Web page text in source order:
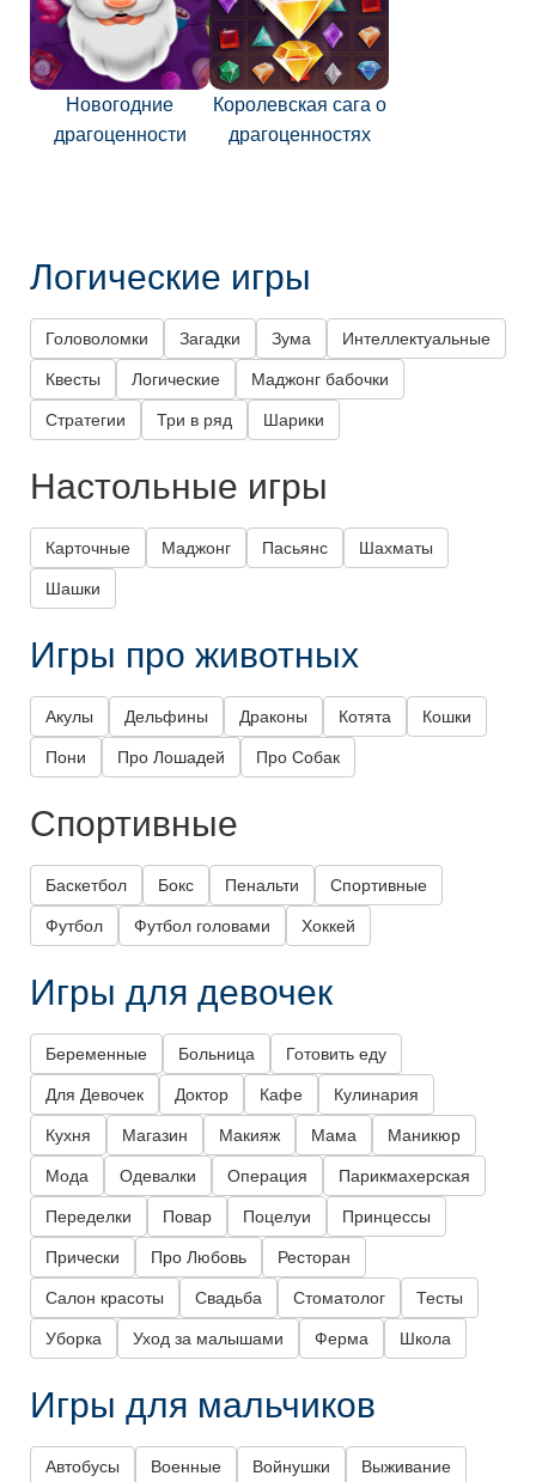
Новогодние
драгоценности
Королевская сага о
драгоценностях
Логические игры
Головоломки Загадки Зума Интеллектуальные
Квесты Логические Маджонг бабочки
Стратегии Три в ряд Шарики
Настольные игры
Карточные Маджонг Пасьянс Шахматы
Шашки
Игры про животных
Акулы Дельфины Драконы Котята Кошки
Пони Про Лошадей Про Собак
Спортивные
Баскетбол Бокс Пенальти Спортивные
Футбол Футбол головами Хоккей
Игры для девочек
Беременные Больница Готовить еду
Для Девочек Доктор Кафе Кулинария
Кухня Магазин Макияж Мама Маникюр
Мода Одевалки Операция Парикмахерская
Переделки Повар Поцелуи Принцессы
Прически Про Любовь Ресторан
Салон красоты Свадьба Стоматолог Тесты
Уборка Уход за малышами Ферма Школа
Игры для мальчиков
Автобусы Военные Войнушки Выживание